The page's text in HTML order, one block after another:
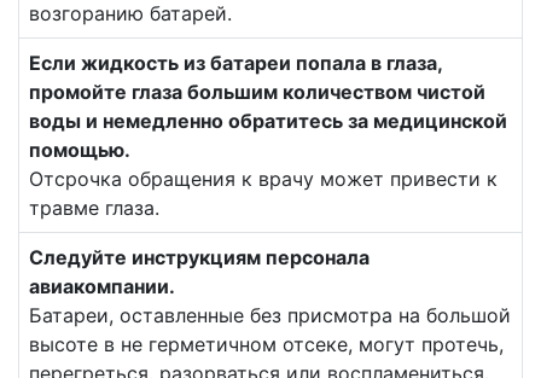
возгоранию батарей.
Если жидкость из батареи попала в глаза,
промойте глаза большим количеством чистой
воды и немедленно обратитесь за медицинской
помощью.
Отсрочка обращения к врачу может привести к
травме глаза.
Следуйте инструкциям персонала
авиакомпании.
Батареи, оставленные без присмотра на большой
высоте в не герметичном отсеке, могут протечь,
перегреться, разорваться или воспламениться.